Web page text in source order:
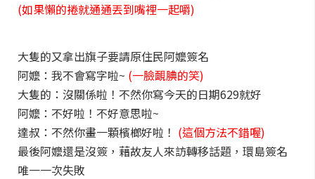
(如果懶的捲就通通丟到嘴裡一起嚼)
大隻的又拿出旗子要請原住民阿嬤簽名
阿嬤：我不會寫字啦~ (一臉靦腆的笑)
大隻的：沒關係啦！不然你寫今天的日期629就好
阿嬤：不好啦！不好意思啦~
達叔：不然你畫一顆檳榔好啦！ (這個方法不錯喔)
最後阿嬤還是沒簽，藉故友人來訪轉移話題，環島簽名
唯一一次失敗